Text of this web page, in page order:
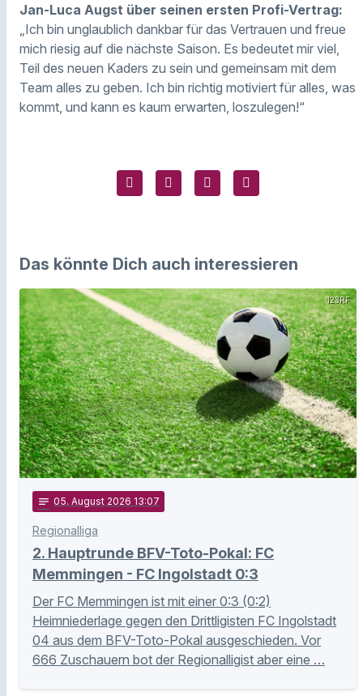
Jan-Luca Augst über seinen ersten Profi-Vertrag:
„Ich bin unglaublich dankbar für das Vertrauen und freue
mich riesig auf die nächste Saison. Es bedeutet mir viel,
Teil des neuen Kaders zu sein und gemeinsam mit dem
Team alles zu geben. Ich bin richtig motiviert für alles, was
kommt, und kann es kaum erwarten, loszulegen!“
Das könnte Dich auch interessieren
123RF
notes 05. August 2026 13:07
Regionalliga
2. Hauptrunde BFV-Toto-Pokal: FC
Memmingen - FC Ingolstadt 0:3
Der FC Memmingen ist mit einer 0:3 (0:2)
Heimniederlage gegen den Drittligisten FC Ingolstadt
04 aus dem BFV-Toto-Pokal ausgeschieden. Vor
666 Zuschauern bot der Regionalligist aber eine …